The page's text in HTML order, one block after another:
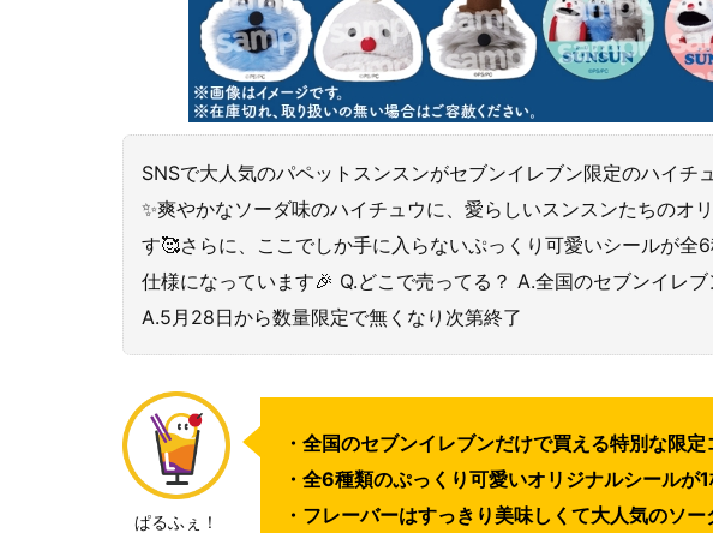
SNSで大人気のパペットスンスンがセブンイレブン限定のハイチ
✨爽やかなソーダ味のハイチュウに、愛らしいスンスンたちのオ
す🥰さらに、ここでしか手に入らないぷっくり可愛いシールが全
仕様になっています🎉 Q.どこで売ってる？ A.全国のセブンイレブ
A.5月28日から数量限定で無くなり次第終了
ぱるふぇ！
・全国のセブンイレブンだけで買える特別な限
・全6種類のぷっくり可愛いオリジナルシールが
・フレーバーはすっきり美味しくて大人気のソー